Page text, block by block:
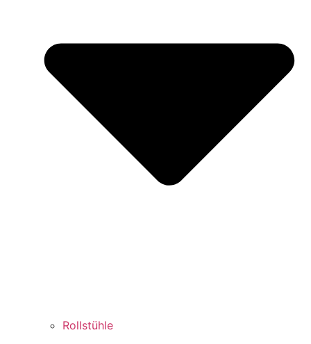
Rollstühle